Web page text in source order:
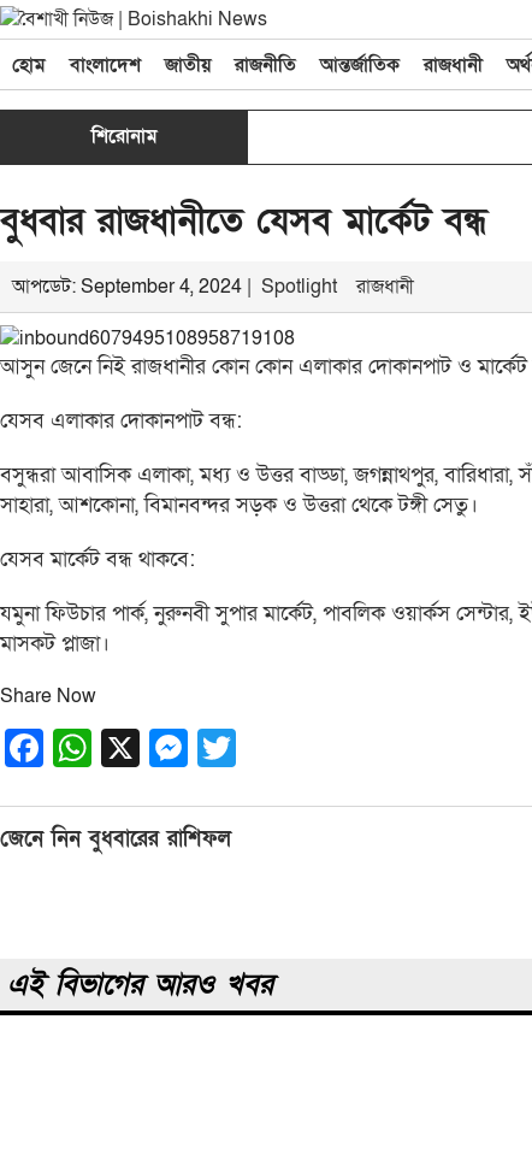
হোম বাংলাদেশ জাতীয় রাজনীতি আন্তর্জাতিক রাজধানী
শিরোনাম
বুধবার রাজধানীতে যেসব মার্কেট বন্ধ
আপডেট: September 4, 2024 | Spotlight রাজধানী
আসুন জেনে নিই রাজধানীর কোন কোন এলাকার দোকানপাট ও মার্কেট
যেসব এলাকার দোকানপাট বন্ধ:
বসুন্ধরা আবাসিক এলাকা, মধ্য ও উত্তর বাড্ডা, জগন্নাথপুর,
সাহারা, আশকোনা, বিমানবন্দর সড়ক ও উত্তরা থেকে টঙ্গী সেতু।
যেসব মার্কেট বন্ধ থাকবে:
যমুনা ফিউচার পার্ক, নুরুনবী সুপার মার্কেট, পাবলিক ওয়ার্কস সেন্টার,
মাসকট প্লাজা।
Share Now
Facebook
WhatsApp
X Messenger
Post
navigation
জেনে নিন বুধবারের রাশিফল
এই বিভাগের আরও খবর